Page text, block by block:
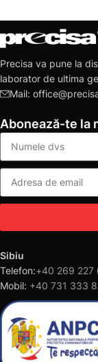
Precisa va pune la
laborator de ultima
Mail:
Abonează-te la
Sibiu
Telefon:+40 269 227
Mobil: +40 731 333